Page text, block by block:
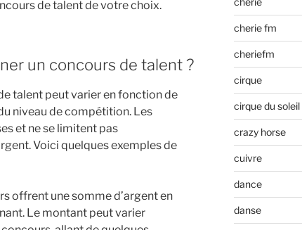
de talent de votre choix.
un concours de talent ?
talent peut varier en fonction de
niveau de compétition. Les
et ne se limitent pas
Voici quelques exemples de
offrent une somme d’argent en
Le montant peut varier
cherie fm
cheriefm
cirque
cirque du soleil
crazy horse
cuivre
dance
danse